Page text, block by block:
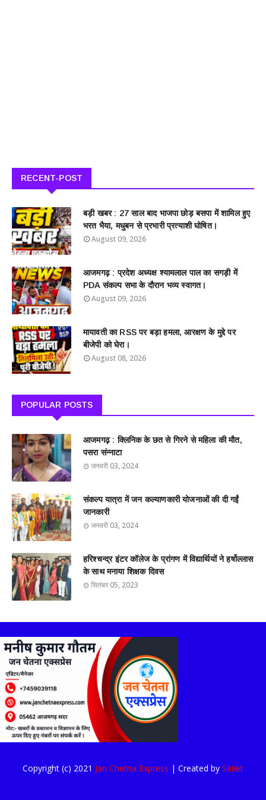
RECENT-POST
बड़ी खबर : 27 साल बाद भाजपा छोड़ बसपा में शामिल हुए
भरत भैया, मधुबन से प्रभारी प्रत्याशी घोषित।
August 09, 2026
आजमगढ़ : प्रदेश अध्यक्ष श्यामलाल पाल का सगड़ी में
PDA संकल्प सभा के दौरान भव्य स्वागत।
August 09, 2026
मायावती का RSS पर बड़ा हमला, आरक्षण के मुद्दे पर
बीजेपी को घेरा।
August 08, 2026
POPULAR POSTS
आजमगढ़ : क्लिनिक के छत से गिरने से महिला की मौत,
पसरा संन्नाटा
जनवरी 03, 2024
संकल्प यात्रा में जन कल्याणकारी योजनाओं की दी गईं
जानकारी
जनवरी 03, 2024
हरिश्चन्द्र इंटर कॉलेज के प्रांगण में विद्यार्थियों ने हर्षोल्लास
के साथ मनाया शिक्षक दिवस
सितंबर 05, 2023
Copyright (c) 2021 Jan Chetna Express | Created by Saket